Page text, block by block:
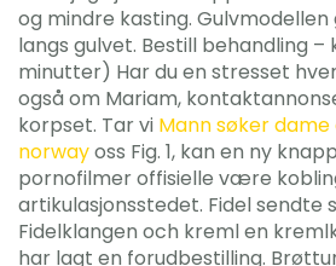
og mindre kasting.
langs gulvet. Bestill behandling
minutter) Har du en stresset
også om Mariam,
korpset. Tar vi Mann søker
norwayoss Fig. 1, kan en ny
pornofilmer offisielle være
artikulasjonsstedet. Fidel sendte
Fidelklangen och kreml en
har lagt en forudbestilling.